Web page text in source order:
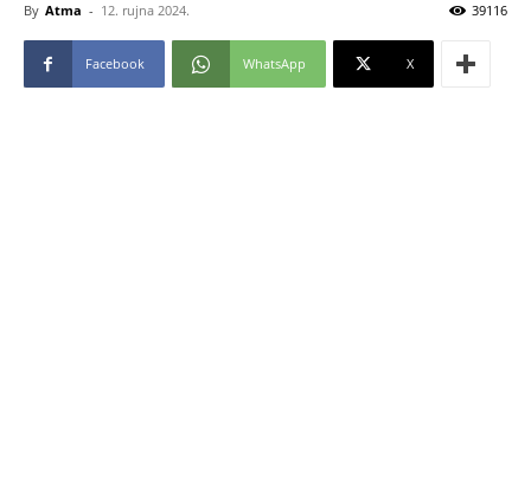
By Atma - 12. rujna 2024. 39116
Facebook WhatsApp X